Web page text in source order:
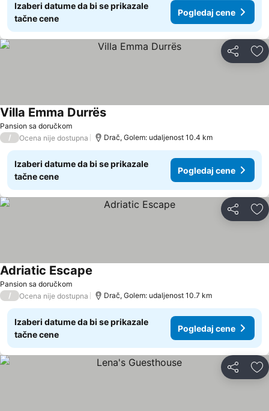
Izaberi datume da bi se prikazale
tačne cene
Pogledaj cene
Deli
Pansion sa doručkom
Villa Emma Durrës
/ Ocena nije dostupna Drač, Golem: udaljenost 10.4 km
Izaberi datume da bi se prikazale
tačne cene
Pogledaj cene
Deli
Pansion sa doručkom
Adriatic Escape
/ Ocena nije dostupna Drač, Golem: udaljenost 10.7 km
Izaberi datume da bi se prikazale
tačne cene
Pogledaj cene
Deli